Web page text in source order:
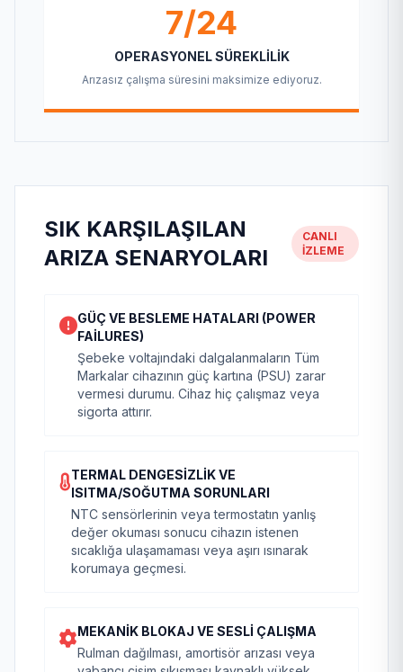
7/24
OPERASYONEL SÜREKLILIK
Arızasız çalışma süresini maksimize ediyoruz.
SIK KARŞILAŞILAN
ARIZA SENARYOLARI
CANLI
İZLEME
GÜÇ VE BESLEME HATALARI (POWER
FAILURES)
Şebeke voltajındaki dalgalanmaların Tüm
Markalar cihazının güç kartına (PSU) zarar
vermesi durumu. Cihaz hiç çalışmaz veya
sigorta attırır.
TERMAL DENGESIZLIK VE
ISITMA/SOĞUTMA SORUNLARI
NTC sensörlerinin veya termostatın yanlış
değer okuması sonucu cihazın istenen
sıcaklığa ulaşamaması veya aşırı ısınarak
korumaya geçmesi.
MEKANIK BLOKAJ VE SESLI ÇALIŞMA
Rulman dağılması, amortisör arızası veya